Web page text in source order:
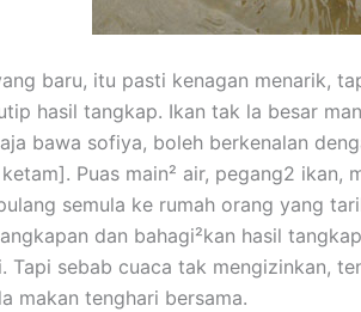
baru, itu pasti kenagan menarik,
hasil tangkap. Ikan tak la besar
bawa sofiya, boleh berkenalan
Puas main² air, pegang2 ikan,
semula ke rumah orang yang
dan bahagi²kan hasil
Tapi sebab cuaca tak mengizinkan,
makan tenghari bersama.